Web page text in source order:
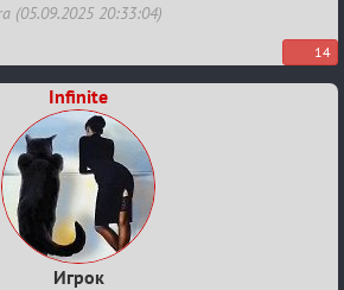
(05.09.2025 20:33:04)
14
Infinite
Игрок